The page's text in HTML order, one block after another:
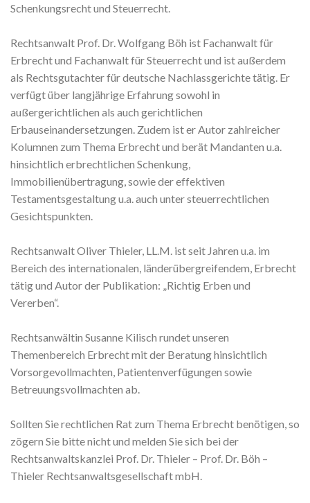
Schenkungsrecht und Steuerrecht.
Rechtsanwalt Prof. Dr. Wolfgang Böh ist Fachanwalt für
Erbrecht und Fachanwalt für Steuerrecht und ist außerdem
als Rechtsgutachter für deutsche Nachlassgerichte tätig. Er
verfügt über langjährige Erfahrung sowohl in
außergerichtlichen als auch gerichtlichen
Erbauseinandersetzungen. Zudem ist er Autor zahlreicher
Kolumnen zum Thema Erbrecht und berät Mandanten u.a.
hinsichtlich erbrechtlichen Schenkung,
Immobilienübertragung, sowie der effektiven
Testamentsgestaltung u.a. auch unter steuerrechtlichen
Gesichtspunkten.
Rechtsanwalt Oliver Thieler, LL.M. ist seit Jahren u.a. im
Bereich des internationalen, länderübergreifendem, Erbrecht
tätig und Autor der Publikation: „Richtig Erben und
Vererben“.
Rechtsanwältin Susanne Kilisch rundet unseren
Themenbereich Erbrecht mit der Beratung hinsichtlich
Vorsorgevollmachten, Patientenverfügungen sowie
Betreuungsvollmachten ab.
Sollten Sie rechtlichen Rat zum Thema Erbrecht benötigen, so
zögern Sie bitte nicht und melden Sie sich bei der
Rechtsanwaltskanzlei Prof. Dr. Thieler – Prof. Dr. Böh –
Thieler Rechtsanwaltsgesellschaft mbH.